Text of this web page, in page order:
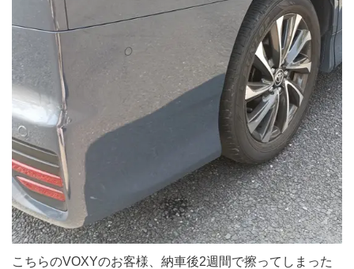
こちらのVOXYのお客様、納車後2週間で擦ってしまった